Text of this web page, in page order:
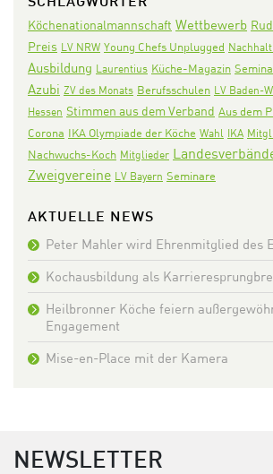
SCHLAGWÖRTER
Köchenationalmannschaft Wettbewerb
Preis LV NRW Young Chefs Unplugged
Ausbildung Laurentius Küche-Magazin
Azubi ZV des Monats Berufsschulen LV Baden-
Hessen Stimmen aus dem Verband Aus dem
Corona IKA Olympiade der Köche Wahl IKA
Nachwuchs-Koch Mitglieder
Zweigvereine LV Bayern Seminare
AKTUELLE NEWS
Peter Mahler wird Ehrenmitglied des
Kochausbildung als
Heilbronner Köche feiern
Engagement
Mise-en-Place mit der Kamera
NEWSLETTER